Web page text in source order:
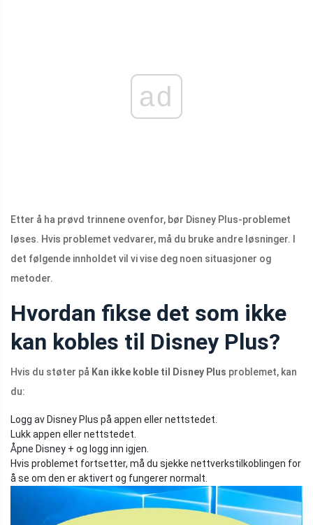
ad
Etter å ha prøvd trinnene ovenfor, bør Disney Plus-problemet
løses. Hvis problemet vedvarer, må du bruke andre løsninger. I
det følgende innholdet vil vi vise deg noen situasjoner og
metoder.
Hvordan fikse det som ikke
kan kobles til Disney Plus?
Hvis du støter på Kan ikke koble til Disney Plus problemet, kan
du:
Logg av Disney Plus på appen eller nettstedet.
Lukk appen eller nettstedet.
Åpne Disney + og logg inn igjen.
Hvis problemet fortsetter, må du sjekke nettverkstilkoblingen for
å se om den er aktivert og fungerer normalt.